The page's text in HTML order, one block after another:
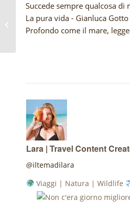
Succede sempre qualcosa
La pura vida - Gianluca Gotto
Profondo come il mare,
Lara | Travel Content
@iltemadilara
Viaggi | Natura | Wildlife
Playlist per un viaggio
On the Road negli Stati
Uniti